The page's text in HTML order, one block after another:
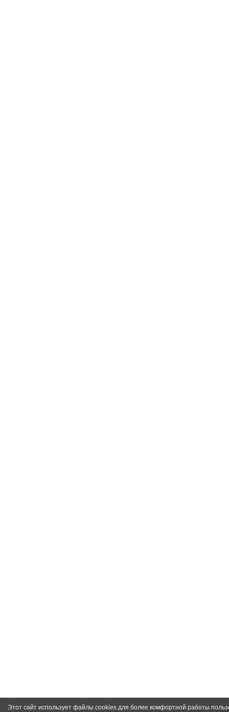
Этот сайт использует файлы cookies для более комфортной работы